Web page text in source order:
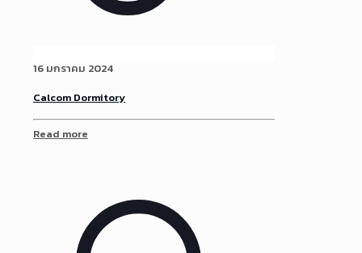
16 มกราคม 2024
Calcom Dormitory
Read more